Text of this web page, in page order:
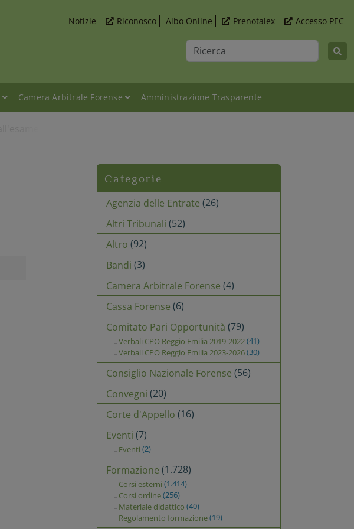
Ricerca
Notizie Riconosco Albo Online Prenotalex Accesso PEC
Camera Arbitrale Forense Amministrazione Trasparente
Categorie
Agenzia delle Entrate (26)
Altri Tribunali (52)
Altro (92)
Bandi (3)
Camera Arbitrale Forense (4)
Cassa Forense (6)
Comitato Pari Opportunità (79)
Verbali CPO Reggio Emilia 2019-2022(41)
Verbali CPO Reggio Emilia 2023-2026(30)
Consiglio Nazionale Forense (56)
Convegni (20)
Corte d'Appello (16)
Eventi (7)
Eventi (2)
Formazione (1.728)
Corsi esterni (1.414)
Corsi ordine(256)
Materiale didattico (40)
Regolamento formazione(19)